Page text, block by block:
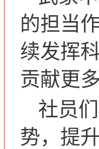
的担当
续发挥
贡献更
社员
势，提